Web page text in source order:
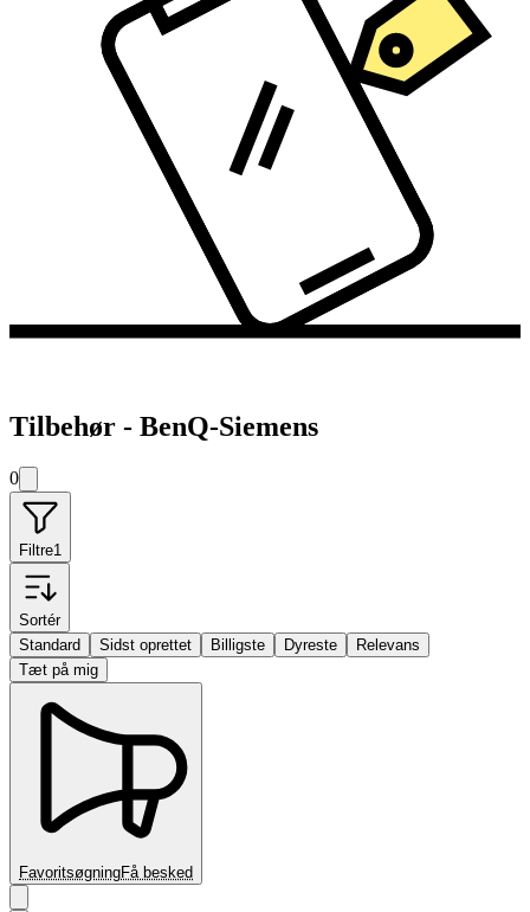
Tilbehør - BenQ-Siemens
0
Filtre1
Sortér
Standard
Sidst oprettet Billigste Dyreste
Relevans
Tæt på mig
FavoritsøgningFå besked